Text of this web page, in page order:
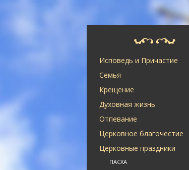
Исповедь и Причастие
Семья
Крещение
Духовная жизнь
Отпевание
Церковное благочестие
Церковные праздники
ПАСХА